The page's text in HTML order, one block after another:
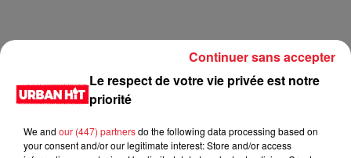
Le respect de votre vie privée est notre
priorité
We and our (447) partnersdo the following data processing based on
your consent and/or our legitimate interest: Store and/or access
Continuer sans accepter